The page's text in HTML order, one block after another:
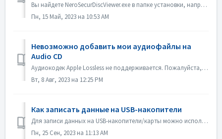
Вы найдете NeroSecurDiscViewer.exe в папке установки, например: C:\Programs (x86)\Nero\Nero 2023\Nero Burning ROM\SecurDisc На диске также должен быть файл...
Пн, 15 Май, 2023 на 10:53 AM
Невозможно добавить мои аудиофайлы на
Audio CD
Аудиокодек Apple Lossless не поддерживается. Пожалуйста, проверьте аудиокодек ваших файлов. Или пришлите его нам для проверки.
Вт, 8 Авг, 2023 на 12:25 PM
Как записать данные на USB-накопители
Для записи данных на USB-накопители/карты можно использовать программы Nero Burning ROM и Nero USBxCOPY. В программе Nero Burning ROM в разделе "USB-на...
Пн, 25 Сен, 2023 на 11:13 AM